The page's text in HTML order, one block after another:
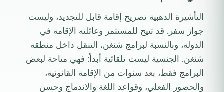
التأشيرة الذهبية تصريح إقامة قابل للتجديد، وليست
جواز سفر. قد تتيح للمستثمر وعائلته الإقامة في
الدولة، وبالنسبة لبرامج شنغن، التنقل داخل منطقة
شنغن. الجنسية ليست تلقائية أبداً: فهي متاحة لبعض
البرامج فقط، بعد سنوات من الإقامة القانونية،
والحضور الفعلي، وقواعد اللغة والاندماج وحسن